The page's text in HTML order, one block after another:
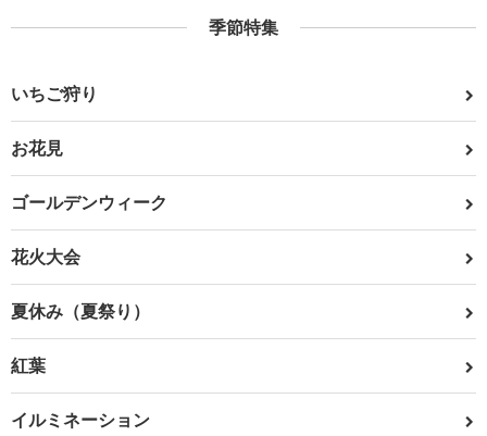
季節特集
いちご狩り
お花見
ゴールデンウィーク
花火大会
夏休み（夏祭り）
紅葉
イルミネーション